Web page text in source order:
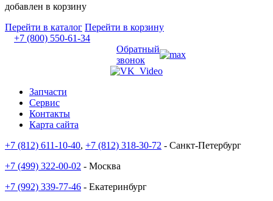
добавлен в корзину
Перейти в каталог Перейти в корзину
+7 (800) 550-61-34
Обратный
звонок
Запчасти
Сервис
Контакты
Карта сайта
+7 (812) 611-10-40, +7 (812) 318-30-72 - Санкт-Петербург
+7 (499) 322-00-02 - Москва
+7 (992) 339-77-46 - Екатеринбург